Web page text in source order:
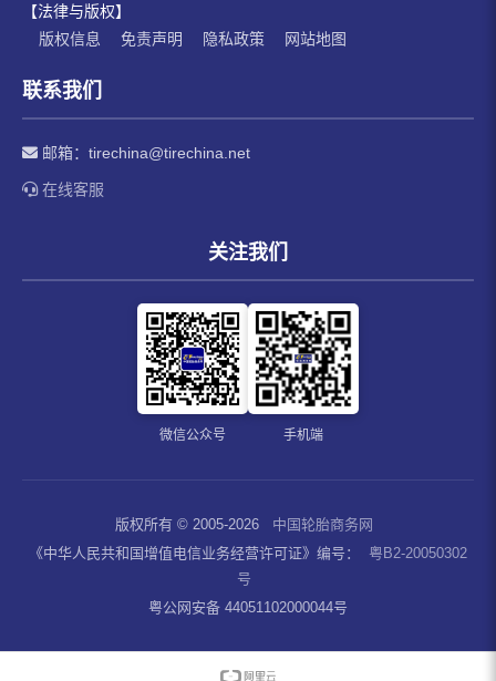
【法律与版权】
版权信息
免责声明 隐私政策 网站地图
联系我们
邮箱： tirechina@tirechina.net
在线客服
关注我们
微信公众号 手机端
版权所有 © 2005-2026
中国轮胎商务网
《中华人民共和国增值电信业务经营许可证》编号：
粤B2-20050302
号
粤公网安备 44051102000044号